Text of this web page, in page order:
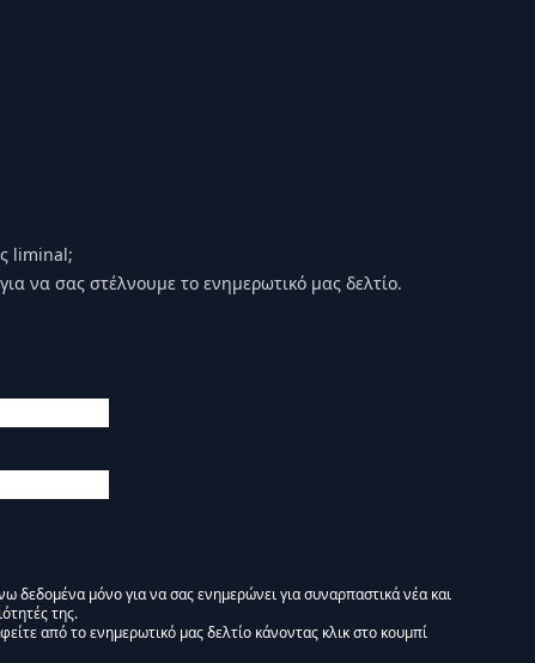
liminal;
να σας στέλνουμε το ενημερωτικό μας δελτίο.
δεδομένα μόνο για να σας ενημερώνει για συναρπαστικά νέα και
της.
δελτίο Liminal :)
από το ενημερωτικό μας δελτίο κάνοντας κλικ στο κουμπί